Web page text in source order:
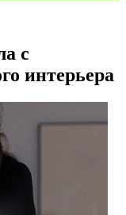
с
интерьера